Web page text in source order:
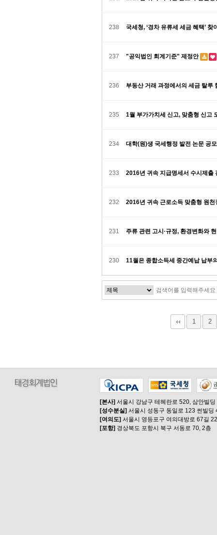
238 국세청, ‘경차 유류세 세금 혜택’
237 "공익법인 회계기준" 제정안
236 부동산 거래 과정에서의 세금 탈루
235 1월 부가가치세 신고, 맞춤형 신고
234 대학(원)생 국세행정 발전 논문 공
233 2016년 귀속 지급명세서 수시제출
232 2016년 귀속 근로소득 맞춤형 원
231 주류 관련 고시·규정, 환경변화와
230 11월은 종합소득세 중간예납 납부
1 2
[본사] 서울시 강남구 테헤란로 520, 삼안빌딩
[성수분실] 서울시 성동구 동일로 123 썬빌딩
[여의도] 서울시 영등포구 여의대방로 67길
[포항] 경상북도 포항시 북구 서동로 70, 2층